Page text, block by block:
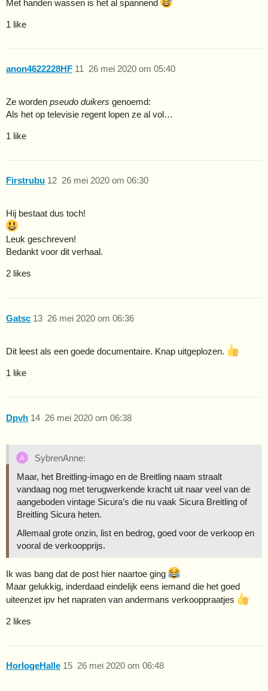
Met handen wassen is het al spannend
1 like
anon4622228HF 26 mei 2020 om 05:40
11
Ze worden pseudo duikers genoemd:
Als het op televisie regent lopen ze al vol…
1 like
Firstrubu 26 mei 2020 om 06:30
12
Hij bestaat dus toch!
Leuk geschreven!
Bedankt voor dit verhaal.
2 likes
Gatsc 26 mei 2020 om 06:36
13
Dit leest als een goede documentaire. Knap uitgeplozen.
1 like
Dpvh 26 mei 2020 om 06:38
14
SybrenAnne:
Maar, het Breitling-imago en de Breitling naam straalt
vandaag nog met terugwerkende kracht uit naar veel van de
aangeboden vintage Sicura’s die nu vaak Sicura Breitling of
Breitling Sicura heten.
Allemaal grote onzin, list en bedrog, goed voor de verkoop en
vooral de verkoopprijs.
Ik was bang dat de post hier naartoe ging
Maar gelukkig, inderdaad eindelijk eens iemand die het goed
uiteenzet ipv het napraten van andermans verkooppraatjes
2 likes
HorlogeHalle 26 mei 2020 om 06:48
15